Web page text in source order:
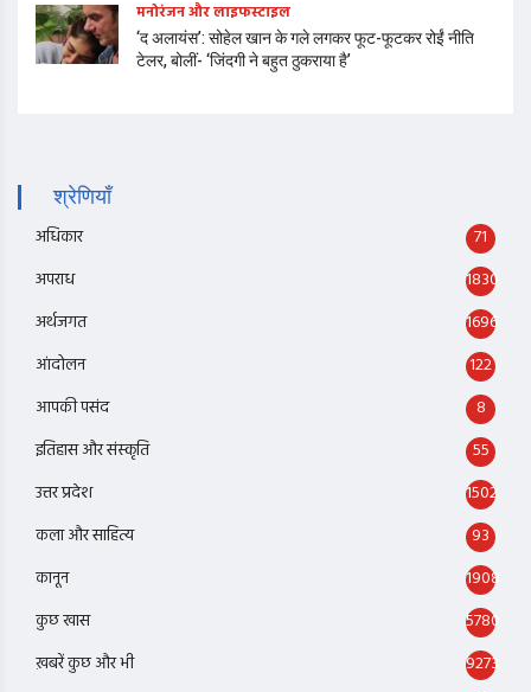
मनोरंजन और लाइफस्टाइल
‘द अलायंस’: सोहेल खान के गले लगकर फूट-फूटकर रोईं नीति
टेलर, बोलीं- ‘जिंदगी ने बहुत ठुकराया है’
श्रेणियाँ
अधिकार
71
अपराध
1830
अर्थजगत
1696
आंदोलन
122
आपकी पसंद
8
इतिहास और संस्कृति
55
उत्तर प्रदेश
1502
कला और साहित्य
93
कानून
1908
कुछ खास
5780
ख़बरें कुछ और भी
9273